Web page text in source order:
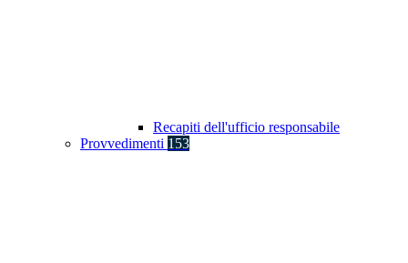
Recapiti dell'ufficio responsabile
Provvedimenti 153